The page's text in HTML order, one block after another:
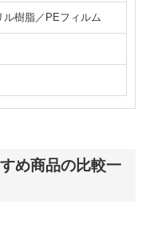
樹脂／PEフィルム
め商品の比較一